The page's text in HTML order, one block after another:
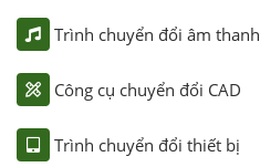
Trình chuyển đổi âm thanh
Công cụ chuyển đổi CAD
Trình chuyển đổi thiết bị